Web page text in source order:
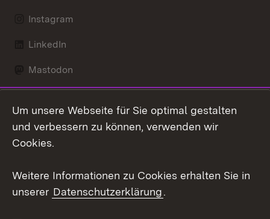
Instagram
LinkedIn
Mastodon
X / Twitter
Youtube
Kontakt
Datenschutz
Um unsere Webseite für Sie optimal gestalten
und verbessern zu können, verwenden wir
Cookies.
Weitere Informationen zu Cookies erhalten Sie in
unserer Datenschutzerklärung.